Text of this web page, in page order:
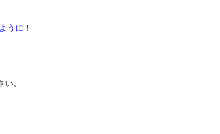
うに！
。